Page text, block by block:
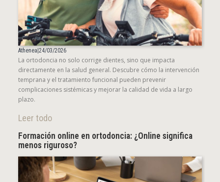
Athenea|24/03/2026
La ortodoncia no solo corrige dientes, sino que impacta
directamente en la salud general. Descubre cómo la intervención
temprana y el tratamiento funcional pueden prevenir
complicaciones sistémicas y mejorar la calidad de vida a largo
plazo.
Leer todo
Formación online en ortodoncia: ¿Online significa
menos riguroso?